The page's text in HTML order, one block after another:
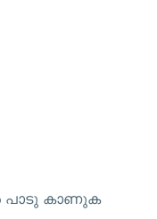
പാടു കാണുക